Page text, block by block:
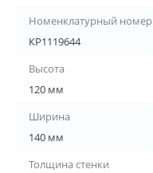
Номенклатурный номер
КР1119644
Высота
120 мм
Ширина
140 мм
Толщина стенки